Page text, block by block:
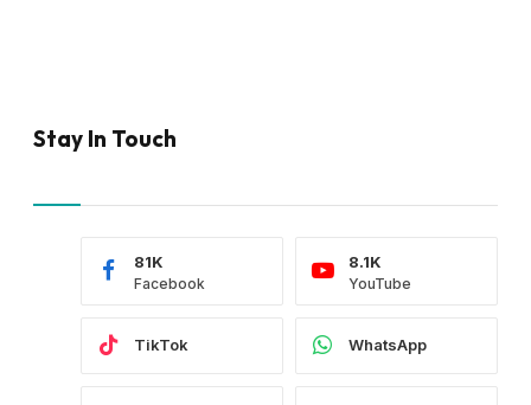
Stay In Touch
Facebook
81K
YouTube
8.1K
TikTok WhatsApp